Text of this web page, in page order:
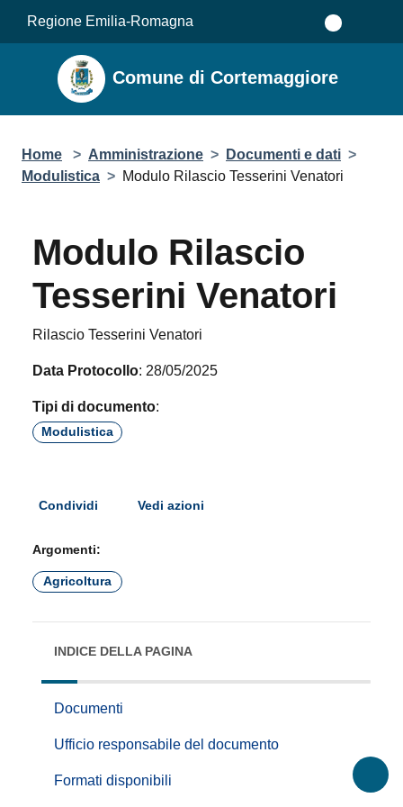
Regione Emilia-Romagna
Comune di Cortemaggiore
Home > Amministrazione > Documenti e dati >
Modulistica > Modulo Rilascio Tesserini Venatori
Modulo Rilascio
Tesserini Venatori
Rilascio Tesserini Venatori
Data Protocollo: 28/05/2025
Tipi di documento:
Modulistica
Condividi Vedi azioni
Argomenti:
Agricoltura
INDICE DELLA PAGINA
Documenti
Ufficio responsabile del documento
Formati disponibili